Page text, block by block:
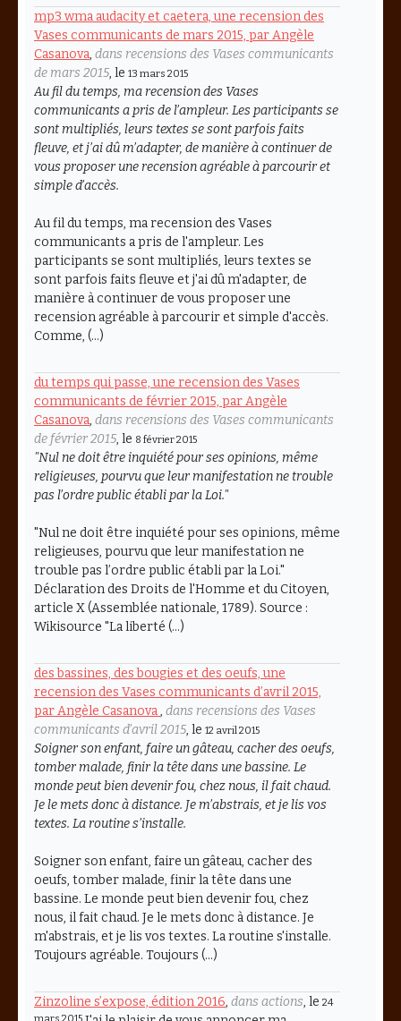
mp3 wma audacity et caetera, une recension des
Vases communicants de mars 2015, par Angèle
Casanova, dans recensions des Vases communicants
de mars 2015, le 13 mars 2015
Au fil du temps, ma recension des Vases
communicants a pris de l’ampleur. Les participants se
sont multipliés, leurs textes se sont parfois faits
fleuve, et j’ai dû m’adapter, de manière à continuer de
vous proposer une recension agréable à parcourir et
simple d’accès.
Au fil du temps, ma recension des Vases
communicants a pris de l'ampleur. Les
participants se sont multipliés, leurs textes se
sont parfois faits fleuve et j'ai dû m'adapter, de
manière à continuer de vous proposer une
recension agréable à parcourir et simple d'accès.
Comme, (…)
du temps qui passe, une recension des Vases
communicants de février 2015, par Angèle
Casanova, dans recensions des Vases communicants
de février 2015, le 8 février 2015
"Nul ne doit être inquiété pour ses opinions, même
religieuses, pourvu que leur manifestation ne trouble
pas l’ordre public établi par la Loi."
"Nul ne doit être inquiété pour ses opinions, même
religieuses, pourvu que leur manifestation ne
trouble pas l’ordre public établi par la Loi."
Déclaration des Droits de l'Homme et du Citoyen,
article X (Assemblée nationale, 1789). Source :
Wikisource "La liberté (…)
des bassines, des bougies et des oeufs, une
recension des Vases communicants d’avril 2015,
par Angèle Casanova, dans recensions des Vases
communicants d’avril 2015, le 12 avril 2015
Soigner son enfant, faire un gâteau, cacher des oeufs,
tomber malade, finir la tête dans une bassine. Le
monde peut bien devenir fou, chez nous, il fait chaud.
Je le mets donc à distance. Je m’abstrais, et je lis vos
textes. La routine s’installe.
Soigner son enfant, faire un gâteau, cacher des
oeufs, tomber malade, finir la tête dans une
bassine. Le monde peut bien devenir fou, chez
nous, il fait chaud. Je le mets donc à distance. Je
m'abstrais, et je lis vos textes. La routine s'installe.
Toujours agréable. Toujours (…)
Zinzoline s’expose, édition 2016, dans actions, le 24